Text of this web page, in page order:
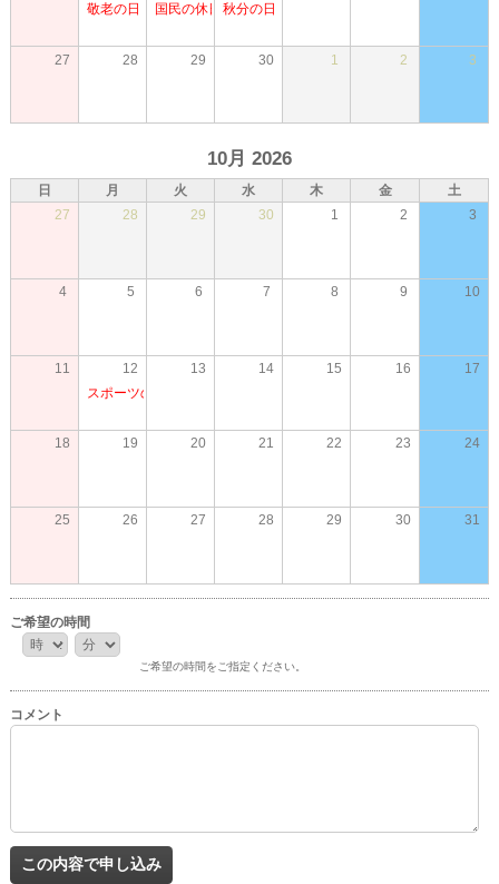
敬老の日
国民の休日 秋分の日
27 28 29 30 1 2 3
10月 2026
日 月 火 水 木 金
土
27
28 29 30 1 2 3
4 5 6 7 8 9 10
11 12 13 14 15 16
17
スポーツの日
18 19 20 21 22 23 24
25 26 27 28 29 30 31
ご希望の時間
:分
ご希望の時間をご指定ください。
コメント